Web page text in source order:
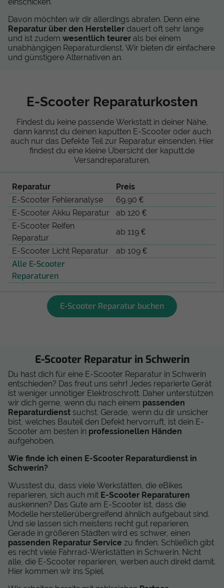
einschicken.
Davon möchten wir dir allerdings abraten. Denn eine
Reparatur über den Hersteller dauert oft sehr lange
und ist zudem wesentlich teurer als bei einem
unabhängigen Reparaturdienst. Wir bieten dir einfachere
und günstigere Alternativen an.
E-Scooter Reparaturkosten
Findest du keine passende Werkstatt in deiner Nähe,
dann kannst du deinen kaputten E-Scooter oder auch
auch nur das Defekte Teil zur Reparatur einsenden. Hier
findest du eine kleine Übersicht der kaputt.de
Versandreparaturen.
Reparatur
Preis
E-Scooter Fehleranalyse
69,90 €
E-Scooter Akku Reparatur
ab 120 €
E-Scooter Reifen
Reparatur
ab 119 €
E-Scooter Licht Reparatur ab 109 €
Alle E-Scooter
Reparaturen
E-Scooter Reparatur buchen
E-Scooter Reparatur in Schwerin
Du hast dich für eine E-Scooter Reparatur in Schwerin
entschieden? Das freut uns sehr! Jedes reparierte Gerät
ist weniger unnötiger Elektroschrott. Daher unterstützen
wir dich gerne, wenn du nach einem passenden
Reparaturdienst suchst. Gerade, wenn du dir unsicher
bist, welches Bauteil den Defekt hervorruft, ist dein E-
Scooter am besten in professionellen Händen
aufgehoben.
Wie finde ich einen E-Scooter Reparaturdienst in
Schwerin?
Wusstest du, dass viele Werkstätten, die eBikes
reparieren, sich auch mit E-Scooter Reparaturen
auskennen? Das Gute am E-Scooter ist, dass die
Modelle herstellerübergreifend ähnlich aufgebaut sind.
Und sie lassen sich meistens recht gut reparieren.
Gerade in größeren Städten wird es schwer, einen
passenden Reparatur Service zu finden. Schließich gibt
es recht viele Fahrrad-Werkstätten in Schwerin. Nicht
alle, die E-Scooter reparieren, werben auch direkt damit.
Hier kommen wir ins Spiel.